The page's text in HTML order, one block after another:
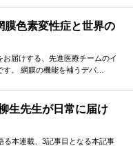
色素変性症と世界の
届けする、先進医療チームのイ
。 網膜の機能を補うデバ…
生先生が日常に届け
る本連載、3記事目となる本記事